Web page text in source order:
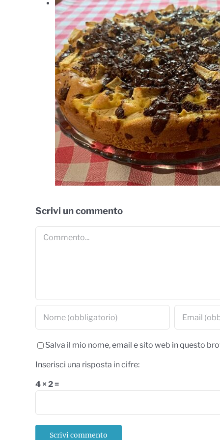
Scrivi un commento
Salva il mio nome, email e sito web in questo
Inserisci una risposta in cifre:
4 × 2 =